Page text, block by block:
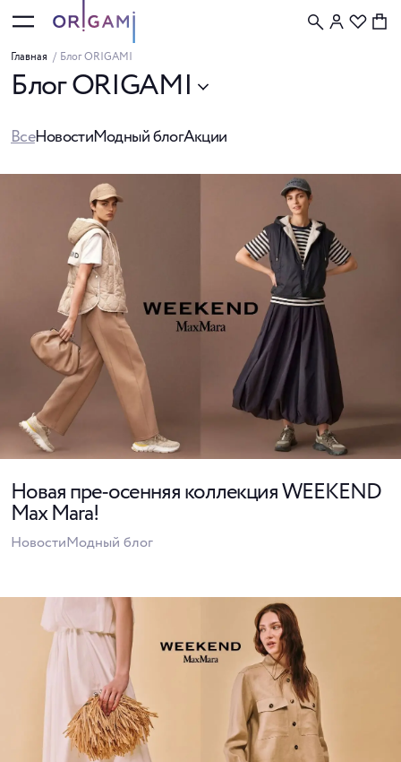
Главная / Блог ORIGAMI
Блог ORIGAMI
ВсеНовостиМодный блогАкции
Новая пре-осенняя коллекция WEEKEND
Max Mara!
НовостиМодный блог